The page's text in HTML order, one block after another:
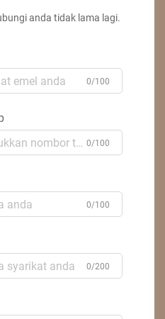
anda tidak lama lagi.
0/100
0/100
0/100
0/200